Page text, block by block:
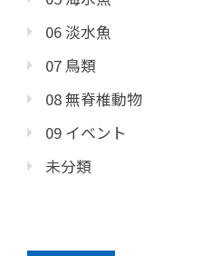
06 淡水魚
07 鳥類
08 無脊椎動物
09 イベント
未分類